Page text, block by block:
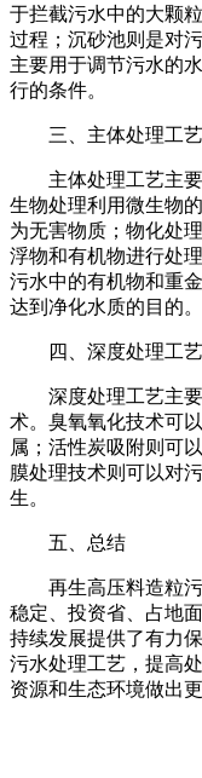
于拦截污水中的大颗
过程；沉砂池则是对
主要用于调节污水的
行的条件。
三、主体处理工艺
主体处理工艺主
生物处理利用微生物
为无害物质；物化处
浮物和有机物进行处
污水中的有机物和重
达到净化水质的目的。
四、深度处理工艺
深度处理工艺主
术。臭氧氧化技术可
属；活性炭吸附则可
膜处理技术则可以对
生。
五、总结
再生高压料造粒
稳定、投资省、占地
持续发展提供了有力
污水处理工艺，提高
资源和生态环境做出更